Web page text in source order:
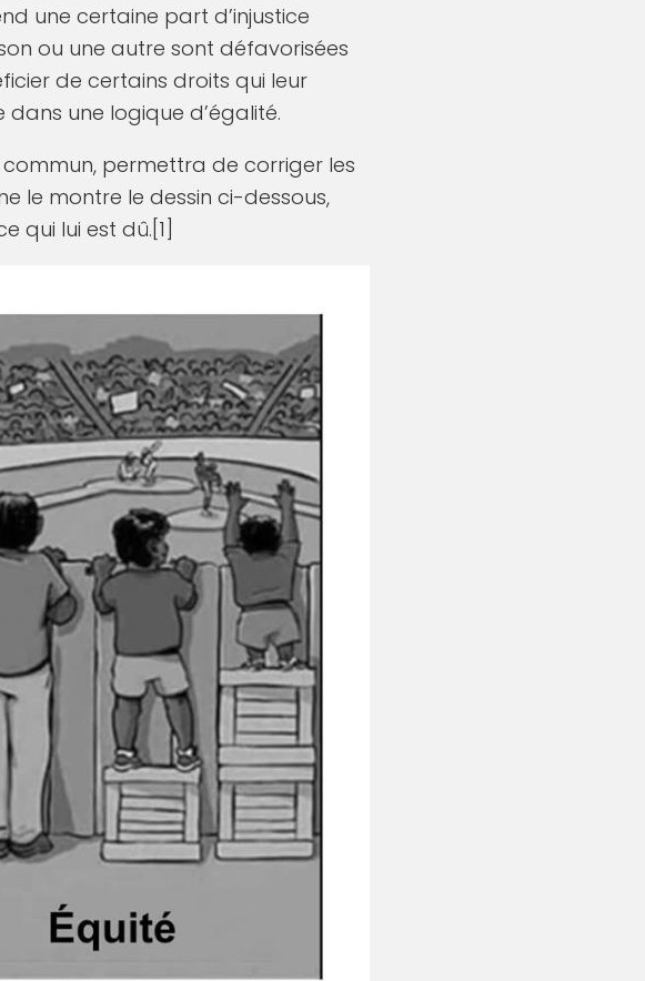
une certaine part d’injustice
ou une autre sont défavorisées
de certains droits qui leur
une logique d’égalité.
commun, permettra de corriger les
le montre le dessin ci-dessous,
qui lui est dû.[1]